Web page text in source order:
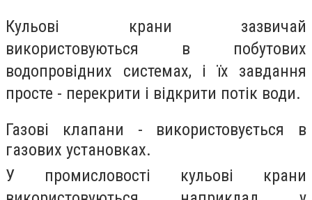
Кульові крани зазвичай
використовуються в побутових
водопровідних системах, і їх завдання
просте - перекрити і відкрити потік води.
Газові клапани - використовується в
газових установках.
У промисловості кульові крани